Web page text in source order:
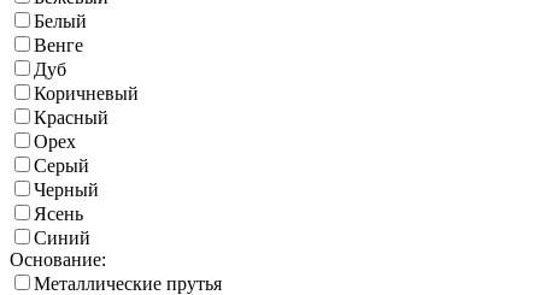
Белый
Венге
Дуб
Коричневый
Красный
Орех
Серый
Черный
Ясень
Синий
Основание:
Металлические прутья